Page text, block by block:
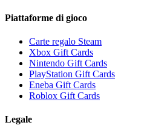
Piattaforme di gioco
Carte regalo Steam
Xbox Gift Cards
Nintendo Gift Cards
PlayStation Gift Cards
Eneba Gift Cards
Roblox Gift Cards
Legale